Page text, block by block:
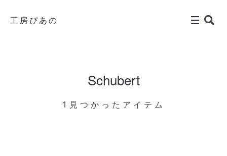
工房ぴあの
Schubert
1見つかったアイテム